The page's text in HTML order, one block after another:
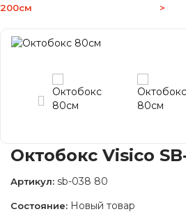
200см
>
Октобокс Visico
Артикул: sb-038 80
Состояние: Новый товар